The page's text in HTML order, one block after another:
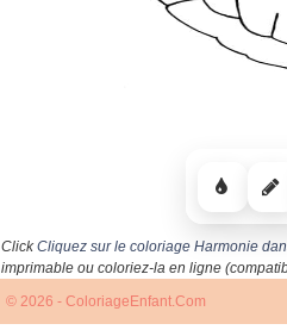
ClickCliquez sur le coloriage Harmonie
imprimable ou coloriez-la en ligne
© 2026 - ColoriageEnfant.Com